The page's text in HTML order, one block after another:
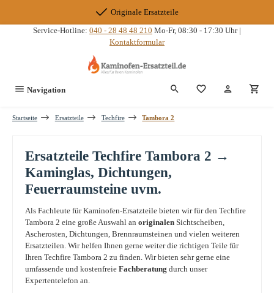
Originale Ersatzteile
Service-Hotline: 040 - 28 48 48 210 Mo-Fr, 08:30 - 17:30 Uhr |
Kontaktformular
Navigation Du hast 0
Startseite Ersatzteile Techfire Tambora 2
Ersatzteile Techfire Tambora 2 →
Kaminglas, Dichtungen,
Feuerraumsteine uvm.
Als Fachleute für Kaminofen-Ersatzteile bieten wir für den Techfire
Tambora 2 eine große Auswahl an originalen Sichtscheiben,
Ascherosten, Dichtungen, Brennraumsteinen und vielen weiteren
Ersatzteilen. Wir helfen Ihnen gerne weiter die richtigen Teile für
Ihren Techfire Tambora 2 zu finden. Wir bieten sehr gerne eine
umfassende und kostenfreie Fachberatung durch unser
Expertentelefon an.